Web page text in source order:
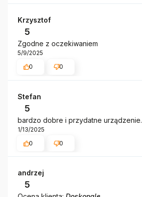
Krzysztof
5
Zgodne z oczekiwaniem
5/9/2025
0
0
Stefan
5
bardzo dobre i przydatne urządzenie.
1/13/2025
0
0
andrzej
5